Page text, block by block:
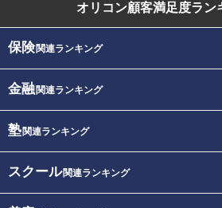
オリコン顧客満足度ラン
保険関連ランキング
金融関連ランキング
塾関連ランキング
スクール関連ランキング